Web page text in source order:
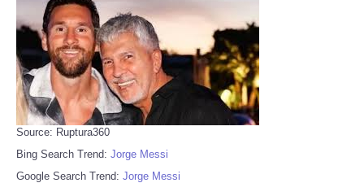
Source: Ruptura360
Bing Search Trend: Jorge Messi
Google Search Trend: Jorge Messi